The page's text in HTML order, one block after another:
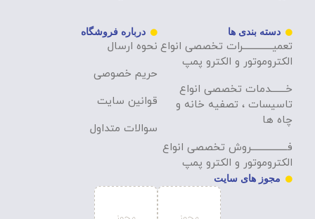
دسته بندی ها
تعمیــــــــــــــرات تخصصی انواع
الکتروموتور و الکترو پمپ
خـــــــدمات تخصصی انواع
تاسیسات ، تصفیه خانه و
چاه ها
فـــــــــــــــــروش تخصصی انواع
الکتروموتور و الکترو پمپ
درباره فروشگاه
نحوه ارسال
حریم خصوصی
قوانین سایت
سوالات متداول
مجوز های سایت